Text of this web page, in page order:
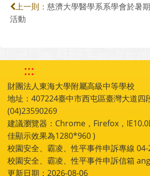
上一則： 慈濟大學醫學系系學會於暑
活動
:::
財團法人東海大學附屬高級中等學校
地址：407224臺中市西屯區臺灣大道四
(04)23590269
建議瀏覽器：Chrome，Firefox，
佳顯示效果為1280*960 )
校園安全、霸凌、性平事件申訴專線
校園安全、霸凌、性平事件申訴信箱
更新日期：2026-08-06